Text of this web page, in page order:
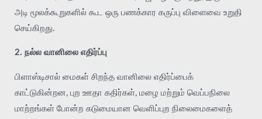
அடி மூலக்கூறுகளில் கூட ஒரு பணக்கார கருப்பு விளைவை உறுதி
செய்கிறது.
2. நல்ல வானிலை எதிர்ப்பு
பிளாஸ்டிசால் மைகள் சிறந்த வானிலை எதிர்ப்பைக்
காட்டுகின்றன, புற ஊதா கதிர்கள், மழை மற்றும் வெப்பநிலை
மாற்றங்கள் போன்ற கடுமையான வெளிப்புற நிலைமைகளைத்